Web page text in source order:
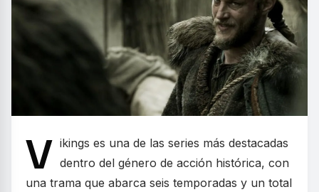
V ikings es una de las series más destacadas
dentro del género de acción histórica, con
una trama que abarca seis temporadas y un total